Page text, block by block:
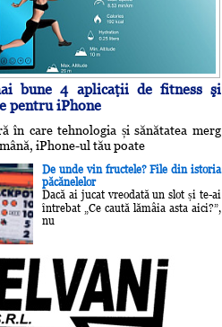
bune 4 aplicaţii de fitness şi
pentru iPhone
în care tehnologia și sănătatea merg
iPhone-ul tău poate
De unde vin fructele? File din istoria
păcănelelor
Dacă ai jucat vreodată un slot și te-ai
întrebat „Ce caută lămâia asta aici?”,
nu